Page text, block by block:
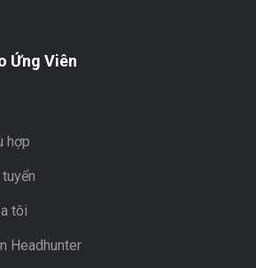
Ứng Viên
hợp
tôi
Headhunter